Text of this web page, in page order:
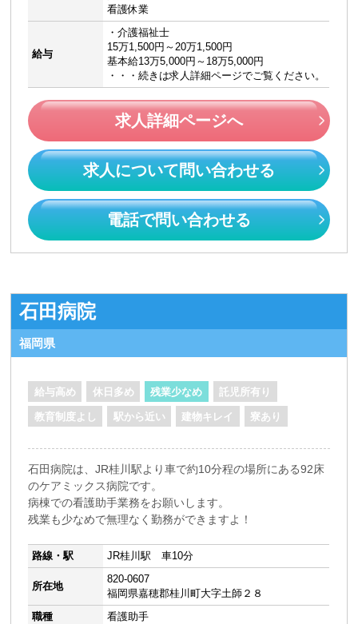
看護休業
給与
・介護福祉士
15万1,500円～20万1,500円
基本給13万5,000円～18万5,000円
・・・続きは求人詳細ページでご覧ください。
求人詳細ページへ
求人について問い合わせる
電話で問い合わせる
石田病院
福岡県
給与高め 休日多め 残業少なめ 託児所有り
教育制度よし 駅から近い 建物キレイ 寮あり
石田病院は、JR桂川駅より車で約10分程の場所にある92床
のケアミックス病院です。
病棟での看護助手業務をお願いします。
残業も少なめで無理なく勤務ができますよ！
路線・駅 JR桂川駅 車10分
所在地
820-0607
福岡県嘉穂郡桂川町大字土師２８
職種
看護助手